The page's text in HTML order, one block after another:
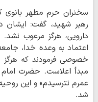
سخنران حرم مطهر بانوی
رهبر شهید، گفت: ایشان
دارویی، هرگز مرعوب
اعتماد به وعده خدا،
خصوصی فرمودند که هرگز
مبدأ اعلاست. حضرت امام
عمرم نترسیدم» و این
شد.